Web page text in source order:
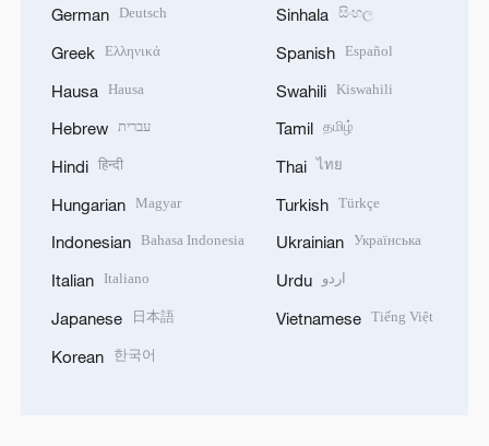
German Deutsch
Greek Ελληνικά
Hausa Hausa
Hebrew עברית
Hindi हिन्दी
Hungarian Magyar
Indonesian Bahasa Indonesia
Italian Italiano
Japanese 日本語
Korean 한국어
Sinhala සිංහල
Spanish Español
Swahili Kiswahili
Tamil தமிழ்
Thai ไทย
Turkish Türkçe
Ukrainian Українська
Urdu اردو
Vietnamese Tiếng Việt